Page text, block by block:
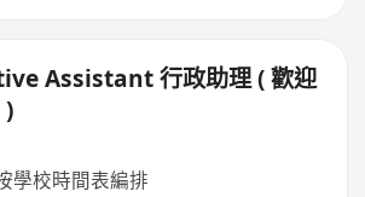
Assistant 行政助理 ( 歡迎
)
學校時間表編排